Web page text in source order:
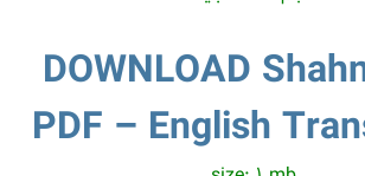
DOWNLOAD
PDF – English